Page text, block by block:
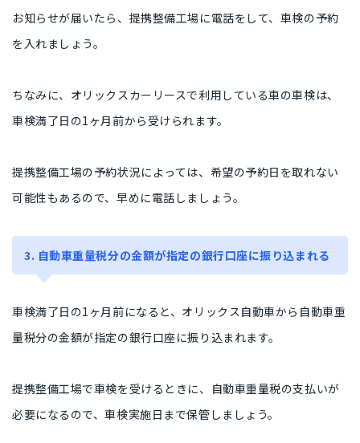
お知らせが届いたら、提携整備工場に電話をして、車検の予約
を入れましょう。
ちなみに、オリックスカーリースで利用している車の車検は、
車検満了日の1ヶ月前から受けられます。
提携整備工場の予約状況によっては、希望の予約日を取れない
可能性もあるので、早めに電話しましょう。
3. 自動車重量税分の金額が指定の銀行口座に振り込まれる
車検満了日の1ヶ月前になると、オリックス自動車から自動車重
量税分の金額が指定の銀行口座に振り込まれます。
提携整備工場で車検を受けるときに、自動車重量税の支払いが
必要になるので、車検実施日まで保管しましょう。